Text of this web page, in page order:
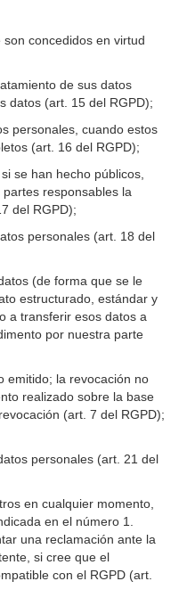
concedidos en virtud
de sus datos
datos (art. 15 del RGPD);
personales, cuando estos
(art. 16 del RGPD);
se han hecho públicos,
responsables la
del RGPD);
personales (art. 18 del
(de forma que se le
estructurado, estándar y
a transferir esos datos a
por nuestra parte
emitido; la revocación no
realizado sobre la base
(art. 7 del RGPD);
personales (art. 21 del
en cualquier momento,
en el número 1.
una reclamación ante la
si cree que el
con el RGPD (art.